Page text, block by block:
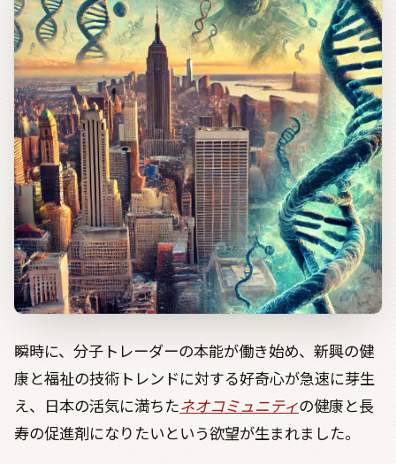
瞬時に、分子トレーダーの本能が働き始め、新興の健
康と福祉の技術トレンドに対する好奇心が急速に芽生
え、日本の活気に満ちたネオコミュニティの健康と長
寿の促進剤になりたいという欲望が生まれました。